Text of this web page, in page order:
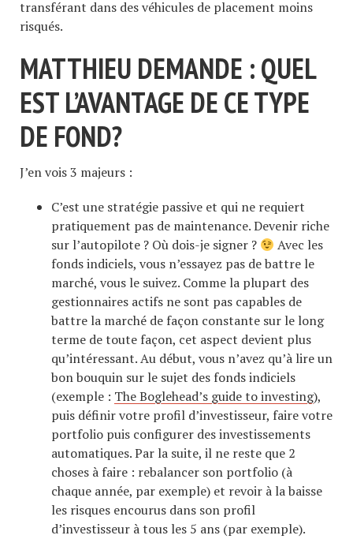
transférant dans des véhicules de placement moins
risqués.
MATTHIEU DEMANDE : QUEL
EST L’AVANTAGE DE CE TYPE
DE FOND?
J’en vois 3 majeurs :
C’est une stratégie passive et qui ne requiert
pratiquement pas de maintenance. Devenir riche
sur l’autopilote ? Où dois-je signer ?
Avec les
fonds indiciels, vous n’essayez pas de battre le
marché, vous le suivez. Comme la plupart des
gestionnaires actifs ne sont pas capables de
battre la marché de façon constante sur le long
terme de toute façon, cet aspect devient plus
qu’intéressant. Au début, vous n’avez qu’à lire un
bon bouquin sur le sujet des fonds indiciels
(exemple : The Boglehead’s guide to investing),
puis définir votre profil d’investisseur, faire votre
portfolio puis configurer des investissements
automatiques. Par la suite, il ne reste que 2
choses à faire : rebalancer son portfolio (à
chaque année, par exemple) et revoir à la baisse
les risques encourus dans son profil
d’investisseur à tous les 5 ans (par exemple).